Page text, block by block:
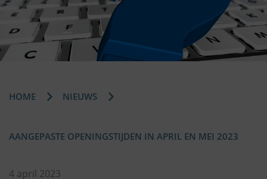
HOME NIEUWS
AANGEPASTE OPENINGSTIJDEN IN APRIL EN MEI 2023
4 april 2023